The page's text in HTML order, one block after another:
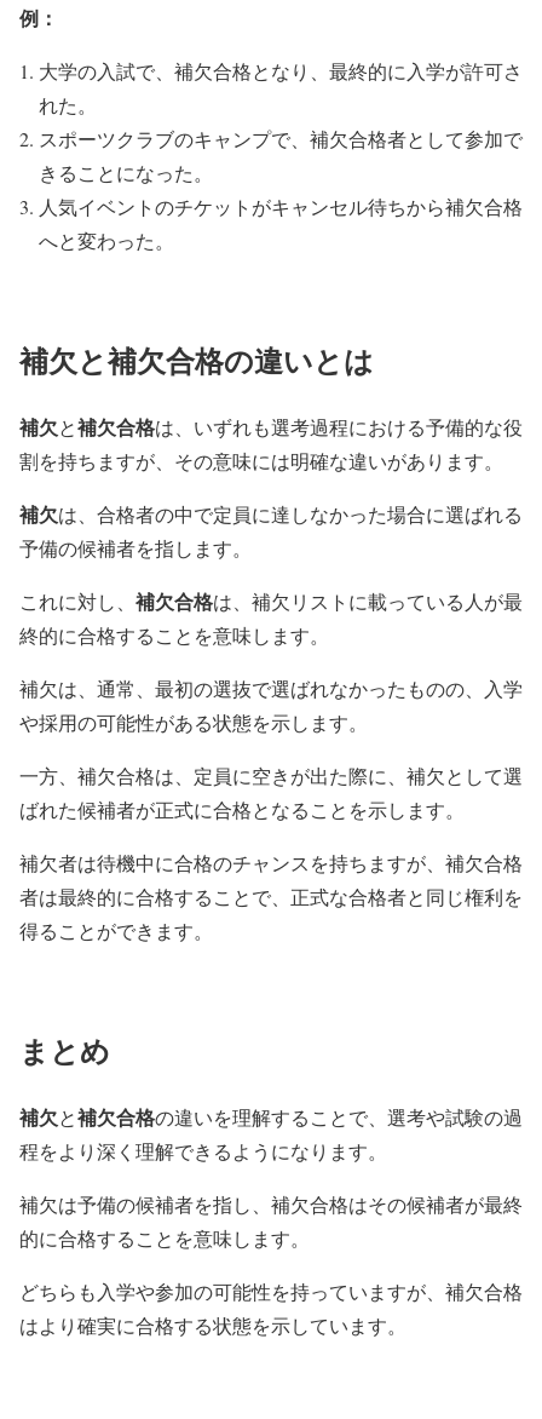
例：
大学の入試で、補欠合格となり、最終的に入学が許可さ
れた。
スポーツクラブのキャンプで、補欠合格者として参加で
きることになった。
人気イベントのチケットがキャンセル待ちから補欠合格
へと変わった。
補欠と補欠合格の違いとは
補欠と補欠合格は、いずれも選考過程における予備的な役
割を持ちますが、その意味には明確な違いがあります。
補欠は、合格者の中で定員に達しなかった場合に選ばれる
予備の候補者を指します。
これに対し、 補欠合格は、補欠リストに載っている人が最
終的に合格することを意味します。
補欠は、通常、最初の選抜で選ばれなかったものの、入学
や採用の可能性がある状態を示します。
一方、補欠合格は、定員に空きが出た際に、補欠として選
ばれた候補者が正式に合格となることを示します。
補欠者は待機中に合格のチャンスを持ちますが、補欠合格
者は最終的に合格することで、正式な合格者と同じ権利を
得ることができます。
まとめ
補欠と補欠合格の違いを理解することで、選考や試験の過
程をより深く理解できるようになります。
補欠は予備の候補者を指し、補欠合格はその候補者が最終
的に合格することを意味します。
どちらも入学や参加の可能性を持っていますが、補欠合格
はより確実に合格する状態を示しています。